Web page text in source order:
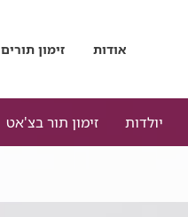
אודות זימון תורים
יולדות זימון תור בצ'אט